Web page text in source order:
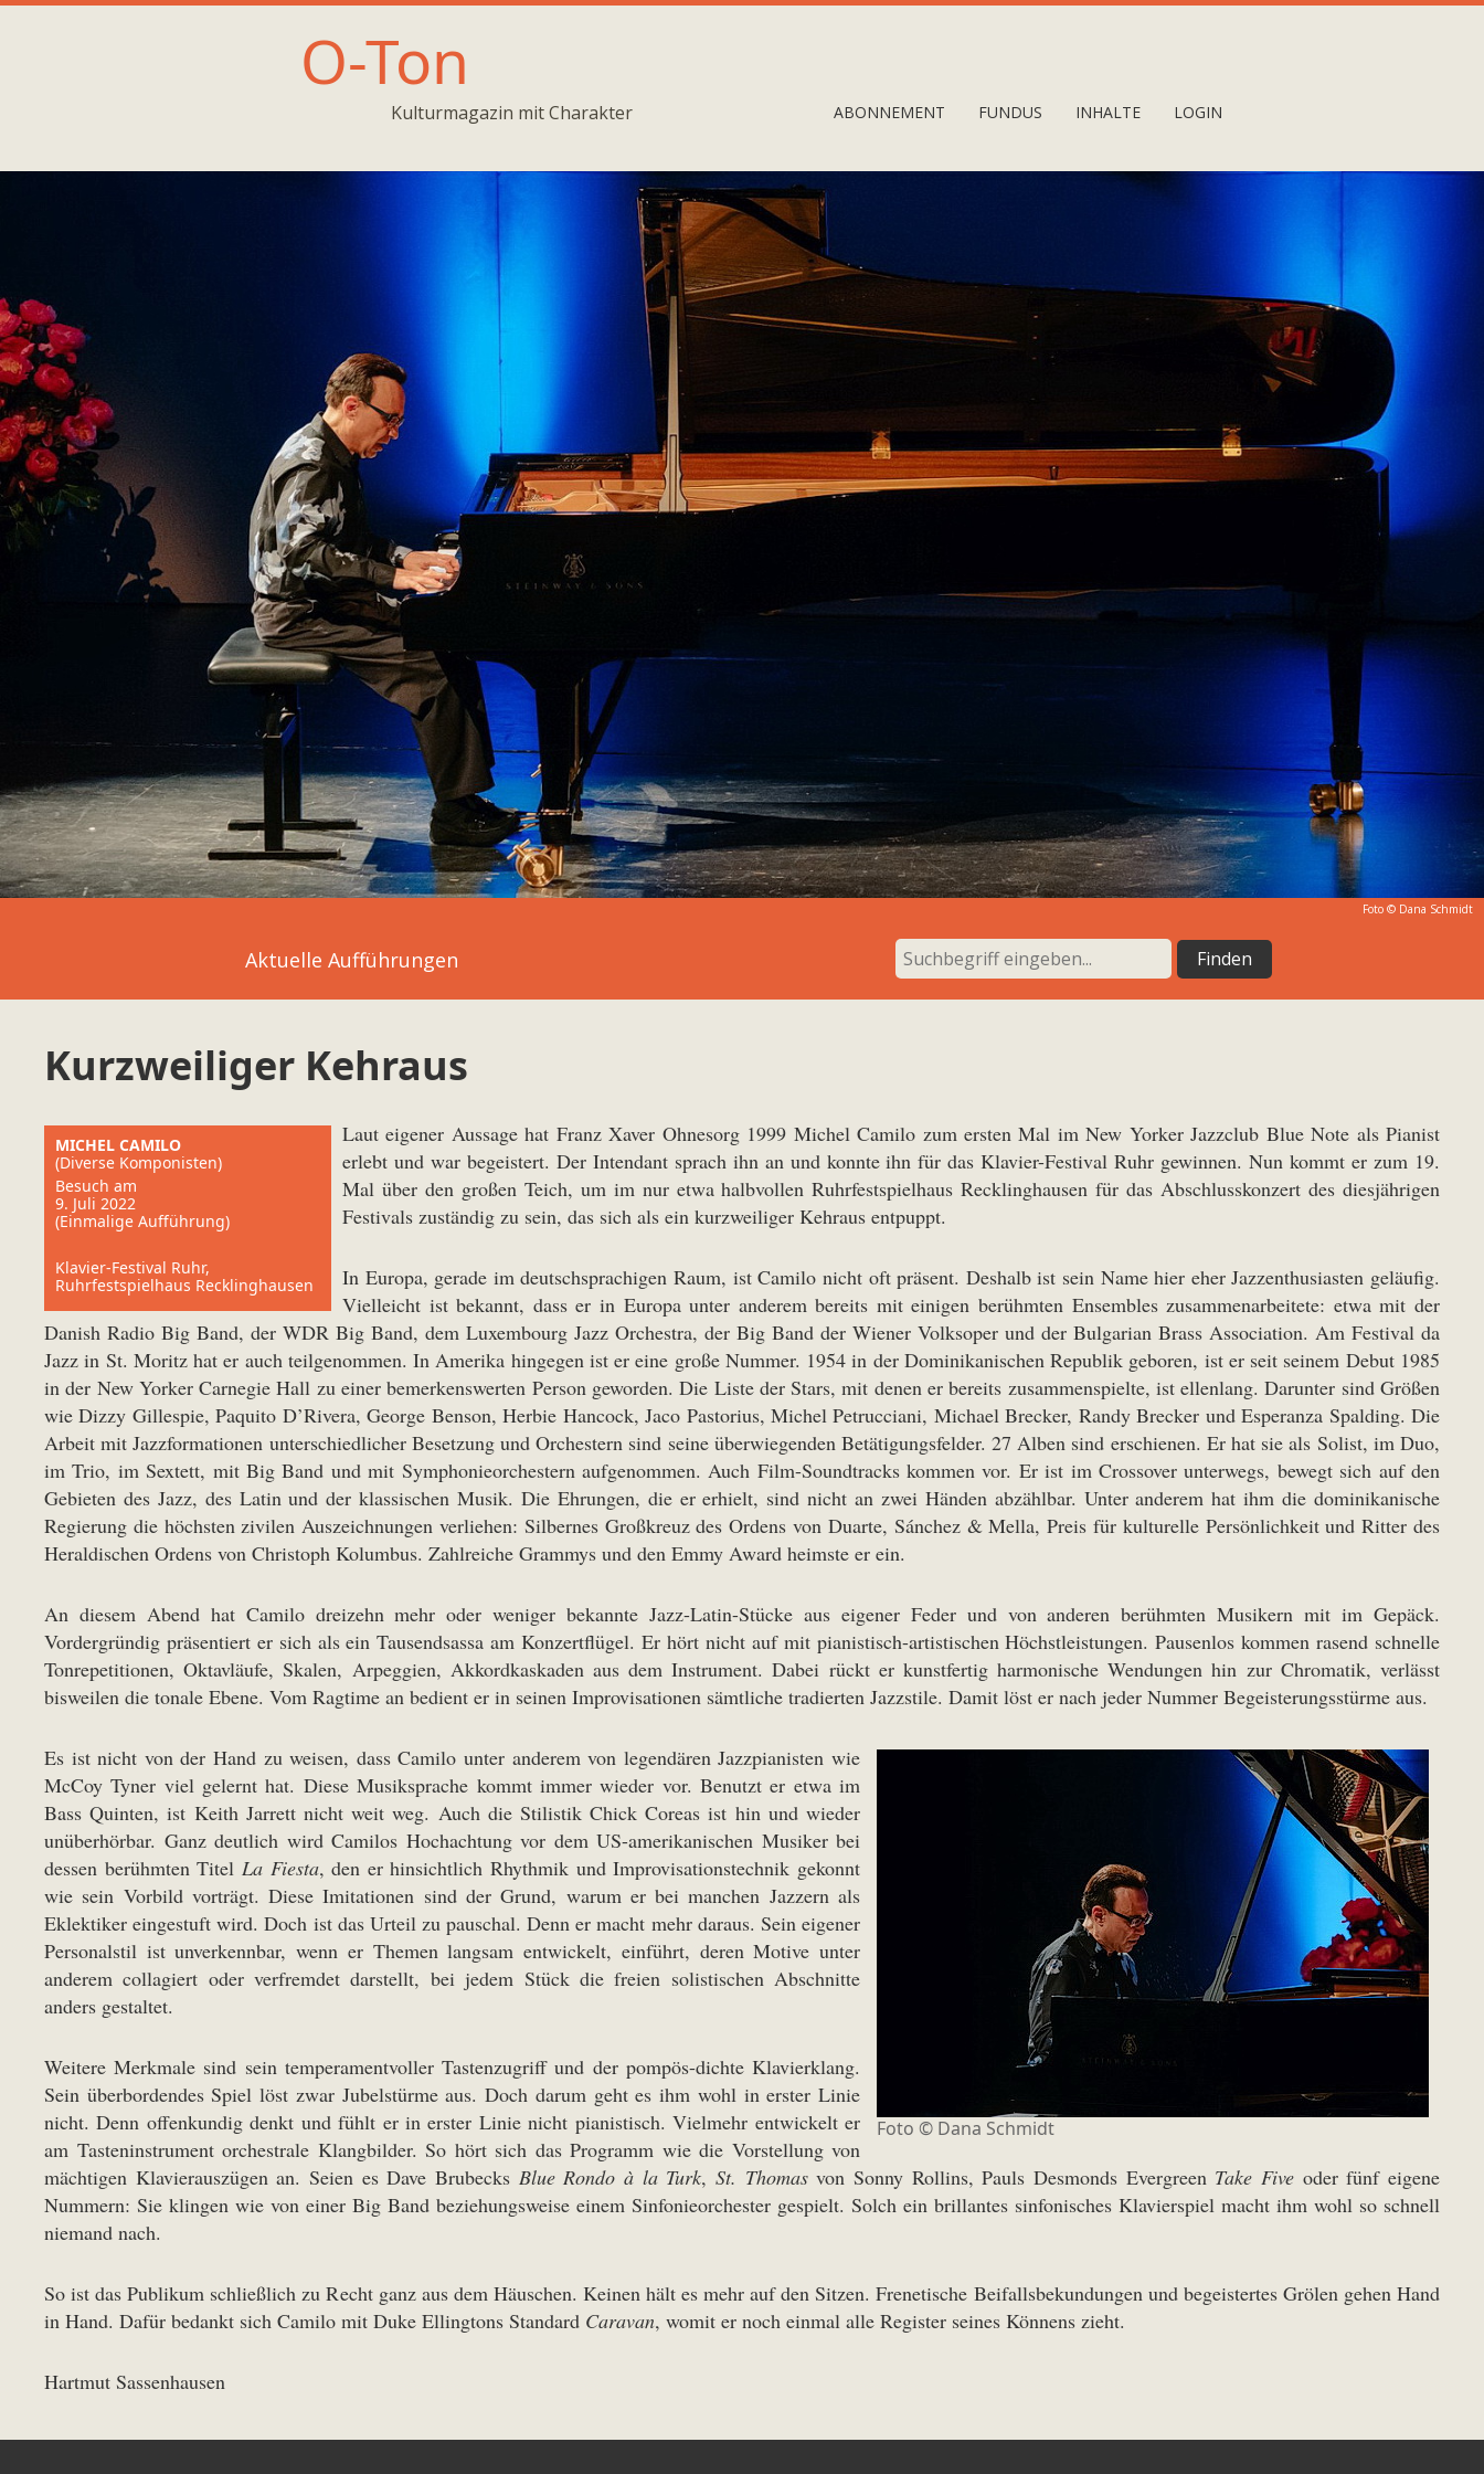
O-Ton
Kulturmagazin mit Charakter ABONNEMENT FUNDUS INHALTE LOGIN
Foto © Dana Schmidt
Aktuelle Aufführungen
Kurzweiliger Kehraus
MICHEL CAMILO
(Diverse Komponisten)
Besuch am
9. Juli 2022
(Einmalige Aufführung)
Klavier-Festival Ruhr,
Ruhrfestspielhaus Recklinghausen
Laut eigener Aussage hat Franz Xaver Ohnesorg 1999 Michel Camilo zum ersten Mal im New Yorker Jazzclub Blue Note als Pianist
erlebt und war begeistert. Der Intendant sprach ihn an und konnte ihn für das Klavier-Festival Ruhr gewinnen. Nun kommt er zum 19.
Mal über den großen Teich, um im nur etwa halbvollen Ruhrfestspielhaus Recklinghausen für das Abschlusskonzert des diesjährigen
Festivals zuständig zu sein, das sich als ein kurzweiliger Kehraus entpuppt.
In Europa, gerade im deutschsprachigen Raum, ist Camilo nicht oft präsent. Deshalb ist sein Name hier eher Jazzenthusiasten geläufig.
Vielleicht ist bekannt, dass er in Europa unter anderem bereits mit einigen berühmten Ensembles zusammenarbeitete: etwa mit der
Danish Radio Big Band, der WDR Big Band, dem Luxembourg Jazz Orchestra, der Big Band der Wiener Volksoper und der Bulgarian Brass Association. Am Festival da
Jazz in St. Moritz hat er auch teilgenommen. In Amerika hingegen ist er eine große Nummer. 1954 in der Dominikanischen Republik geboren, ist er seit seinem Debut 1985
in der New Yorker Carnegie Hall zu einer bemerkenswerten Person geworden. Die Liste der Stars, mit denen er bereits zusammenspielte, ist ellenlang. Darunter sind Größen
wie Dizzy Gillespie, Paquito D’Rivera, George Benson, Herbie Hancock, Jaco Pastorius, Michel Petrucciani, Michael Brecker, Randy Brecker und Esperanza Spalding. Die
Arbeit mit Jazzformationen unterschiedlicher Besetzung und Orchestern sind seine überwiegenden Betätigungsfelder. 27 Alben sind erschienen. Er hat sie als Solist, im Duo,
im Trio, im Sextett, mit Big Band und mit Symphonieorchestern aufgenommen. Auch Film-Soundtracks kommen vor. Er ist im Crossover unterwegs, bewegt sich auf den
Gebieten des Jazz, des Latin und der klassischen Musik. Die Ehrungen, die er erhielt, sind nicht an zwei Händen abzählbar. Unter anderem hat ihm die dominikanische
Regierung die höchsten zivilen Auszeichnungen verliehen: Silbernes Großkreuz des Ordens von Duarte, Sánchez & Mella, Preis für kulturelle Persönlichkeit und Ritter des
Heraldischen Ordens von Christoph Kolumbus. Zahlreiche Grammys und den Emmy Award heimste er ein.
An diesem Abend hat Camilo dreizehn mehr oder weniger bekannte Jazz-Latin-Stücke aus eigener Feder und von anderen berühmten Musikern mit im Gepäck.
Vordergründig präsentiert er sich als ein Tausendsassa am Konzertflügel. Er hört nicht auf mit pianistisch-artistischen Höchstleistungen. Pausenlos kommen rasend schnelle
Tonrepetitionen, Oktavläufe, Skalen, Arpeggien, Akkordkaskaden aus dem Instrument. Dabei rückt er kunstfertig harmonische Wendungen hin zur Chromatik, verlässt
bisweilen die tonale Ebene. Vom Ragtime an bedient er in seinen Improvisationen sämtliche tradierten Jazzstile. Damit löst er nach jeder Nummer Begeisterungsstürme aus.
Foto © Dana Schmidt
Es ist nicht von der Hand zu weisen, dass Camilo unter anderem von legendären Jazzpianisten wie
McCoy Tyner viel gelernt hat. Diese Musiksprache kommt immer wieder vor. Benutzt er etwa im
Bass Quinten, ist Keith Jarrett nicht weit weg. Auch die Stilistik Chick Coreas ist hin und wieder
unüberhörbar. Ganz deutlich wird Camilos Hochachtung vor dem US-amerikanischen Musiker bei
dessen berühmten Titel La Fiesta, den er hinsichtlich Rhythmik und Improvisationstechnik gekonnt
wie sein Vorbild vorträgt. Diese Imitationen sind der Grund, warum er bei manchen Jazzern als
Eklektiker eingestuft wird. Doch ist das Urteil zu pauschal. Denn er macht mehr daraus. Sein eigener
Personalstil ist unverkennbar, wenn er Themen langsam entwickelt, einführt, deren Motive unter
anderem collagiert oder verfremdet darstellt, bei jedem Stück die freien solistischen Abschnitte
anders gestaltet.
Weitere Merkmale sind sein temperamentvoller Tastenzugriff und der pompös-dichte Klavierklang.
Sein überbordendes Spiel löst zwar Jubelstürme aus. Doch darum geht es ihm wohl in erster Linie
nicht. Denn offenkundig denkt und fühlt er in erster Linie nicht pianistisch. Vielmehr entwickelt er
am Tasteninstrument orchestrale Klangbilder. So hört sich das Programm wie die Vorstellung von
mächtigen Klavierauszügen an. Seien es Dave Brubecks Blue Rondo à la Turk,St. Thomasvon Sonny Rollins, Pauls Desmonds Evergreen Take Five oder fünf eigene
Nummern: Sie klingen wie von einer Big Band beziehungsweise einem Sinfonieorchester gespielt. Solch ein brillantes sinfonisches Klavierspiel macht ihm wohl so schnell
niemand nach.
So ist das Publikum schließlich zu Recht ganz aus dem Häuschen. Keinen hält es mehr auf den Sitzen. Frenetische Beifallsbekundungen und begeistertes Grölen gehen Hand
in Hand. Dafür bedankt sich Camilo mit Duke Ellingtons Standard Caravan, womit er noch einmal alle Register seines Könnens zieht.
Hartmut Sassenhausen